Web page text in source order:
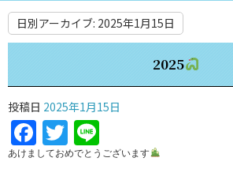
日別アーカイブ: 2025年1月15日
2025
投稿日 2025年1月15日
Facebook
Twitter
あけましておめでとうございます